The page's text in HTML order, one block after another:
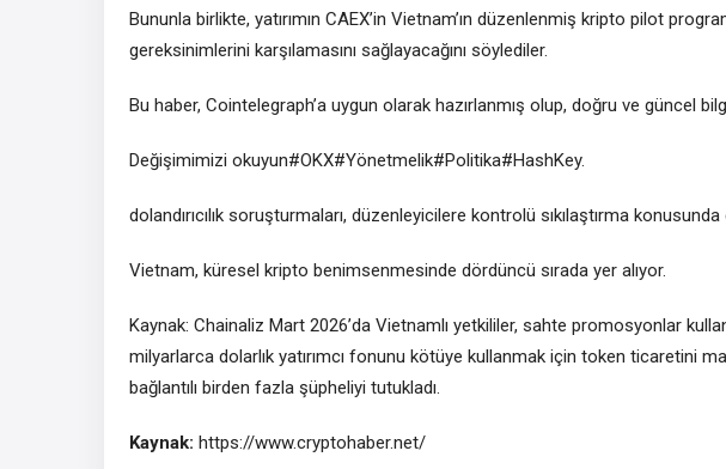
Bununla birlikte, yatırımın CAEX’in Vietnam’ın düzenlenmiş kripto pilot
gereksinimlerini karşılamasını sağlayacağını söylediler.
Bu haber, Cointelegraph’a uygun olarak hazırlanmış olup, doğru ve güncel
Değişimimizi okuyun#OKX#Yönetmelik#Politika#HashKey.
dolandırıcılık soruşturmaları, düzenleyicilere kontrolü sıkılaştırma konusunda
Vietnam, küresel kripto benimsenmesinde dördüncü sırada yer alıyor.
Kaynak: Chainaliz Mart 2026’da Vietnamlı yetkililer, sahte promosyonlar
milyarlarca dolarlık yatırımcı fonunu kötüye kullanmak için token ticaretini
bağlantılı birden fazla şüpheliyi tutukladı.
Kaynak: https://www.cryptohaber.net/